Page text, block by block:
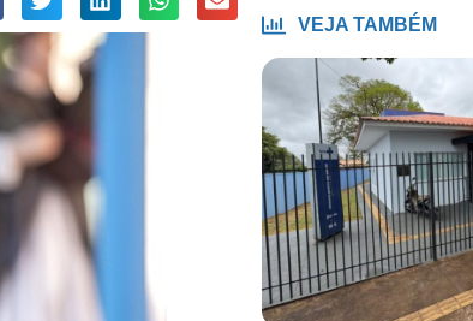
VEJA TAMBÉM